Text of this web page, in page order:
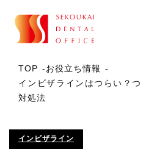
TOP
お役立ち情報
インビザラインはつらい？
対処法
インビザライン